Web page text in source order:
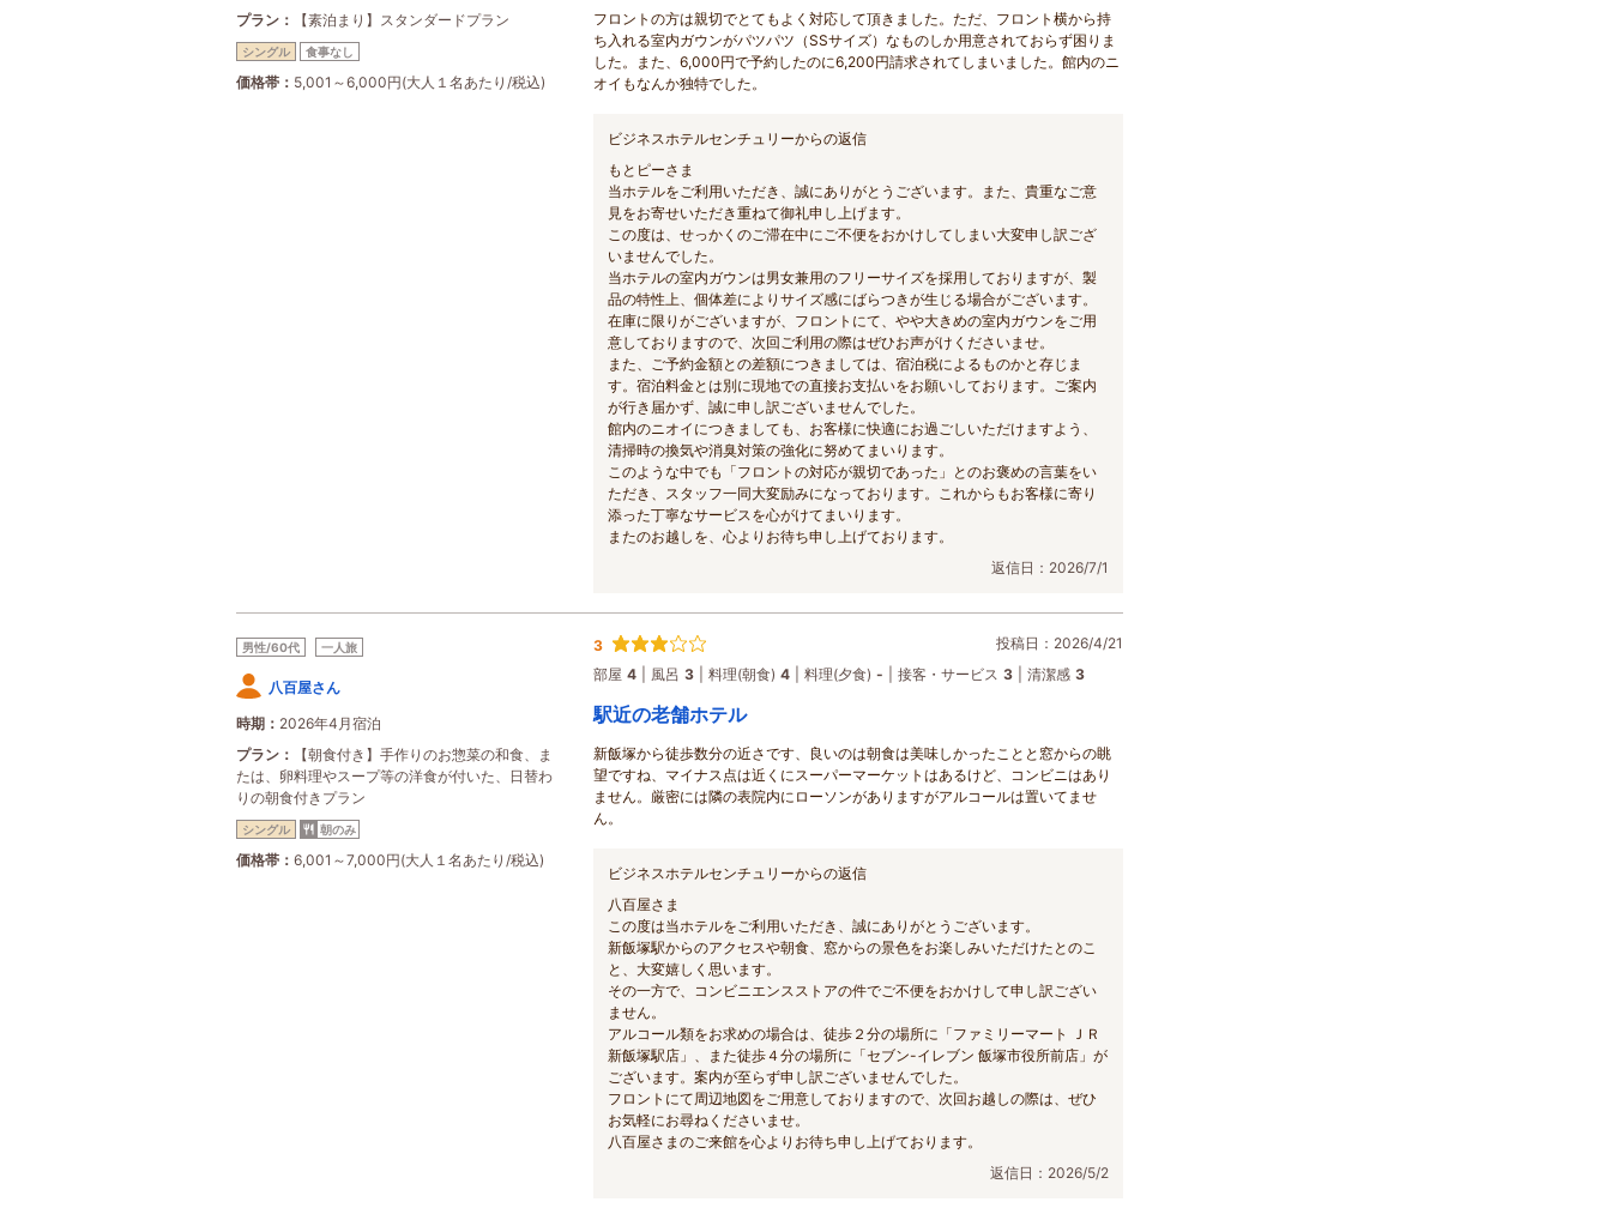
プラン
【素泊まり】スタンダードプラン
シングル 食事なし
価格帯 5,001～6,000円(大人１名あたり/税込)
フロントの方は親切でとてもよく対応して頂きました。ただ、フロント横から持
ち入れる室内ガウンがパツパツ（SSサイズ）なものしか用意されておらず困りま
した。また、6,000円で予約したのに6,200円請求されてしまいました。館内のニ
オイもなんか独特でした。
ビジネスホテルセンチュリーからの返信
もとピーさま
当ホテルをご利用いただき、誠にありがとうございます。また、貴重なご意
見をお寄せいただき重ねて御礼申し上げます。
この度は、せっかくのご滞在中にご不便をおかけしてしまい大変申し訳ござ
いませんでした。
当ホテルの室内ガウンは男女兼用のフリーサイズを採用しておりますが、製
品の特性上、個体差によりサイズ感にばらつきが生じる場合がございます。
在庫に限りがございますが、フロントにて、やや大きめの室内ガウンをご用
意しておりますので、次回ご利用の際はぜひお声がけくださいませ。
また、ご予約金額との差額につきましては、宿泊税によるものかと存じま
す。宿泊料金とは別に現地での直接お支払いをお願いしております。ご案内
が行き届かず、誠に申し訳ございませんでした。
館内のニオイにつきましても、お客様に快適にお過ごしいただけますよう、
清掃時の換気や消臭対策の強化に努めてまいります。
このような中でも「フロントの対応が親切であった」とのお褒めの言葉をい
ただき、スタッフ一同大変励みになっております。これからもお客様に寄り
添った丁寧なサービスを心がけてまいります。
またのお越しを、心よりお待ち申し上げております。
返信日：2026/7/1
男性/60代 一人旅
八百屋さん
時期
2026年4月宿泊
プラン
【朝食付き】手作りのお惣菜の和食、ま
たは、卵料理やスープ等の洋食が付いた、日替わ
りの朝食付きプラン
シングル 朝のみ
価格帯 6,001～7,000円(大人１名あたり/税込)
3
投稿日：2026/4/21
部屋 4 風呂 3 料理(朝食) 4 料理(夕食) - 接客・サービス 3 清潔感 3
駅近の老舗ホテル
新飯塚から徒歩数分の近さです、良いのは朝食は美味しかったことと窓からの眺
望ですね、マイナス点は近くにスーパーマーケットはあるけど、コンビニはあり
ません。厳密には隣の表院内にローソンがありますがアルコールは置いてませ
ん。
ビジネスホテルセンチュリーからの返信
八百屋さま
この度は当ホテルをご利用いただき、誠にありがとうございます。
新飯塚駅からのアクセスや朝食、窓からの景色をお楽しみいただけたとのこ
と、大変嬉しく思います。
その一方で、コンビニエンスストアの件でご不便をおかけして申し訳ござい
ません。
アルコール類をお求めの場合は、徒歩２分の場所に「ファミリーマート ＪＲ
新飯塚駅店」、また徒歩４分の場所に「セブン-イレブン 飯塚市役所前店」が
ございます。案内が至らず申し訳ございませんでした。
フロントにて周辺地図をご用意しておりますので、次回お越しの際は、ぜひ
お気軽にお尋ねくださいませ。
八百屋さまのご来館を心よりお待ち申し上げております。
返信日：2026/5/2